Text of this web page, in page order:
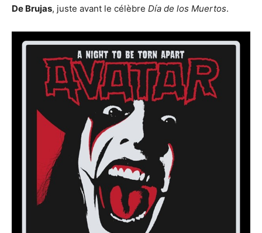
De Brujas, juste avant le célèbre Día de los Muertos.